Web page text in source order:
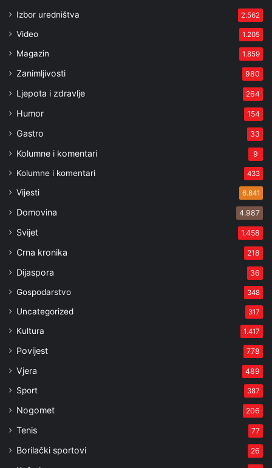
Izbor uredništva 2.562
Video 1.205
Magazin 1.859
Zanimljivosti 980
Ljepota i zdravlje 264
Humor 154
Gastro 33
Kolumne i komentari 9
Kolumne i komentari 433
Vijesti 6.841
Domovina 4.987
Svijet 1.458
Crna kronika 218
Dijaspora 36
Gospodarstvo 348
Uncategorized 317
Kultura 1.417
Povijest 778
Vjera 489
Sport 387
Nogomet 206
Tenis 77
Borilački sportovi 26